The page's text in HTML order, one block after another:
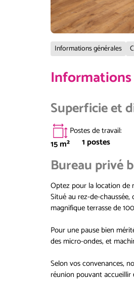
Informations générales
Informations
Superficie et
15m²
Postes de travail:
1 postes
Bureau privé
Optez pour la location de
Situé au rez-de-
magnifique terrasse de
Pour une pause bien
des micro-ondes, et
Selon vos convenances,
réunion pouvant accueillir